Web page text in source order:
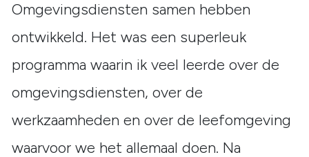
Omgevingsdiensten samen hebben
ontwikkeld. Het was een superleuk
programma waarin ik veel leerde over de
omgevingsdiensten, over de
werkzaamheden en over de leefomgeving
waarvoor we het allemaal doen. Na